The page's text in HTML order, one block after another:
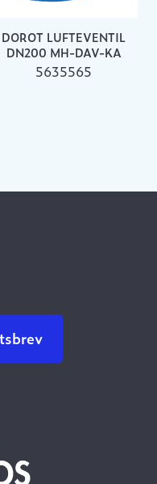
DOROT LUFTEVENTIL
DN200 MH-DAV-KA
5635565